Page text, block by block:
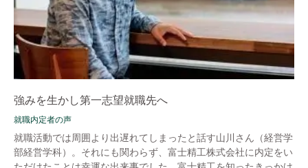
強みを生かし第一志望就職先へ
就職内定者の声
就職活動では周囲より出遅れてしまったと話す山川さん（経営学
部経営学科）。それにも関わらず、富士精工株式会社に内定をい